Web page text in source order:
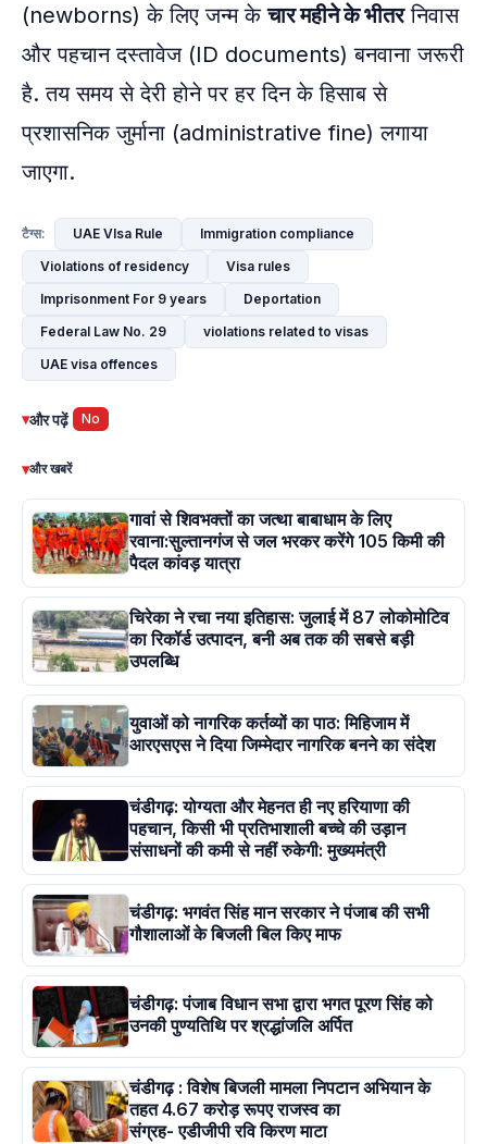
(newborns) के लिए जन्म केचार महीने के भीतरनिवास
और पहचान दस्तावेज (ID documents) बनवाना जरूरी
है. तय समय से देरी होने पर हर दिन के हिसाब से
प्रशासनिक जुर्माना (administrative fine) लगाया
जाएगा.
टैग्स: UAE VIsa Rule
Immigration compliance
Violations of residency
Visa rules
Imprisonment For 9 years
Deportation
Federal Law No. 29
violations related to visas
UAE visa offences
▾और पढ़ें No
▾और खबरें
गावां से शिवभक्तों का जत्था बाबाधाम के लिए
रवाना:सुल्तानगंज से जल भरकर करेंगे 105 किमी की
पैदल कांवड़ यात्रा
चिरेका ने रचा नया इतिहास: जुलाई में 87 लोकोमोटिव
का रिकॉर्ड उत्पादन, बनी अब तक की सबसे बड़ी
उपलब्धि
युवाओं को नागरिक कर्तव्यों का पाठ: मिहिजाम में
आरएसएस ने दिया जिम्मेदार नागरिक बनने का संदेश
चंडीगढ़: योग्यता और मेहनत ही नए हरियाणा की
पहचान, किसी भी प्रतिभाशाली बच्चे की उड़ान
संसाधनों की कमी से नहीं रुकेगी: मुख्यमंत्री
चंडीगढ़: भगवंत सिंह मान सरकार ने पंजाब की सभी
गौशालाओं के बिजली बिल किए माफ
चंडीगढ़: पंजाब विधान सभा द्वारा भगत पूरण सिंह को
उनकी पुण्यतिथि पर श्रद्धांजलि अर्पित
चंडीगढ़ : विशेष बिजली मामला निपटान अभियान के
तहत 4.67 करोड़ रूपए राजस्व का
संग्रह- एडीजीपी रवि किरण माटा